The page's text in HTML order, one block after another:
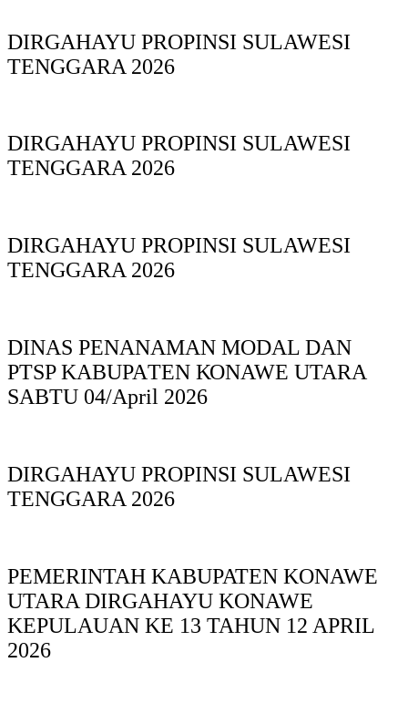
DIRGAHAYU PROPINSI SULAWESI
TENGGARA 2026
DIRGAHAYU PROPINSI SULAWESI
TENGGARA 2026
DIRGAHAYU PROPINSI SULAWESI
TENGGARA 2026
DINAS PΕΝΑΝΑΜAN MODAL DAN
PTSP KABUPAΤΕΝ ΚΟNAWE UTARA
SABTU 04/April 2026
DIRGAHAYU PROPINSI SULAWESI
TENGGARA 2026
PEMERINTAH KABUPATEN KONAWE
UTARA DIRGAHAYU KONAWE
KEPULAUAN KE 13 TAHUN 12 APRIL
2026